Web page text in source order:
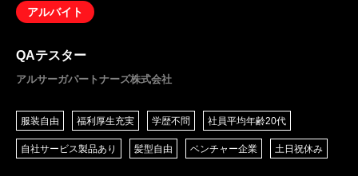
アルバイト
QAテスター
アルサーガパートナーズ株式会社
服装自由 福利厚生充実 学歴不問 社員平均年齢20代
自社サービス製品あり 髪型自由 ベンチャー企業 土日祝休み